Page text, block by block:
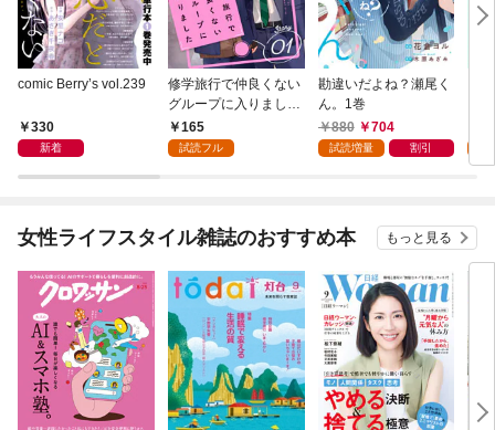
comic Berry’s vol.239
330
新着
修学旅行で仲良くない
グループに入りました
【単話版】1巻
165
試読フル
勘違いだよね？瀬尾く
ん。1巻
880
704
試読増量 割引
女性ライフスタイル雑誌のおすすめ本 もっと見る